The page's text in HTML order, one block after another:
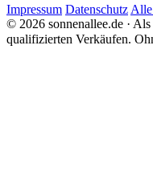
Impressum Datenschutz
© 2026 sonnenallee.de ·
qualifizierten Verkäufen.